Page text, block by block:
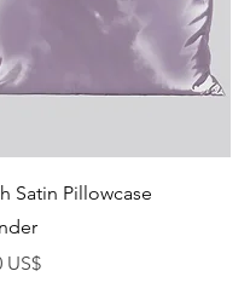
Vista rápida
Satin Pillowcase
US$